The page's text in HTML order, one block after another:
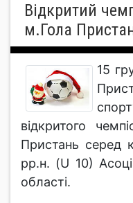
Відкритий
м.Гола
15
відкритого
Пристань серед
рр.н. (U 10)
області.